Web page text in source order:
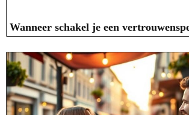
Wanneer schakel je een